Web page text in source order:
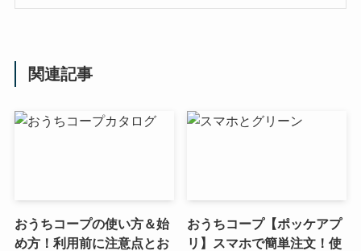
関連記事
おうちコープの使い方＆始
め方！利用前に注意点とお
おうちコープ【ポッケアプ
リ】スマホで簡単注文！使